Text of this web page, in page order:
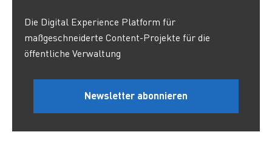
Die Digital Experience Platform für
maßgeschneiderte Content-Projekte für die
öffentliche Verwaltung
Newsletter abonnieren